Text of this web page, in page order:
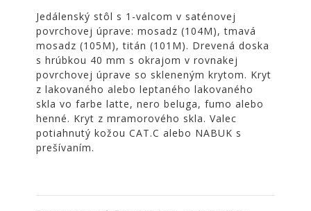
DOPLNKY
EXTERIÉROVÝ
NÁBYTOK
VÔNE
SVIEČKY
CÔTE
NOIRE
Jedálenský stôl s 1-valcom v saténovej
povrchovej úprave: mosadz (104M), tmavá
mosadz (105M), titán (101M). Drevená doska
s hrúbkou 40 mm s okrajom v rovnakej
povrchovej úprave so skleneným krytom. Kryt
z lakovaného alebo leptaného lakovaného
skla vo farbe latte, nero beluga, fumo alebo
henné. Kryt z mramorového skla. Valec
potiahnutý kožou CAT.C alebo NABUK s
prešívaním.